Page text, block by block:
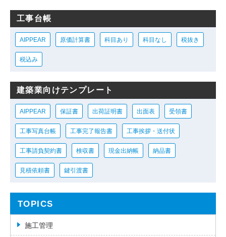
工事台帳
AIPPEAR 原価計算書 科目あり 科目なし 税抜き
税込み
建築業向けテンプレート
AIPPEAR 保証書 出荷証明書 出面表 受領書
工事写真台帳 工事完了報告書 工事挨拶・送付状
工事請負契約書 検収書 現金出納帳 納品書
見積依頼書 鍵引渡書
TOPICS
施工管理